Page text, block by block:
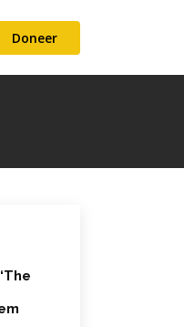
Doneer